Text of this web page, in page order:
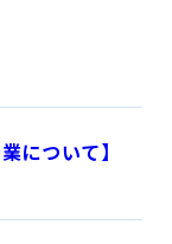
について】